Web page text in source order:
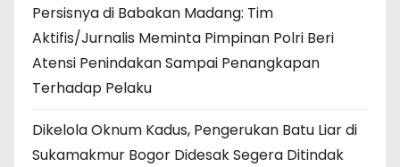
Persisnya di Babakan Madang: Tim
Aktifis/Jurnalis Meminta Pimpinan Polri Beri
Atensi Penindakan Sampai Penangkapan
Terhadap Pelaku
Dikelola Oknum Kadus, Pengerukan Batu Liar di
Sukamakmur Bogor Didesak Segera Ditindak